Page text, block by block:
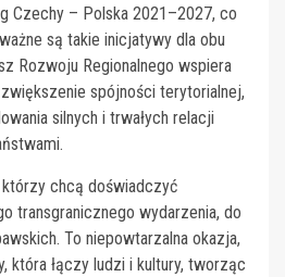
Czechy – Polska 2021–2027, co
są takie inicjatywy dla obu
Rozwoju Regionalnego wspiera
spójności terytorialnej,
silnych i trwałych relacji
chcą doświadczyć
transgranicznego wydarzenia, do
To niepowtarzalna okazja,
która łączy ludzi i kultury, tworząc